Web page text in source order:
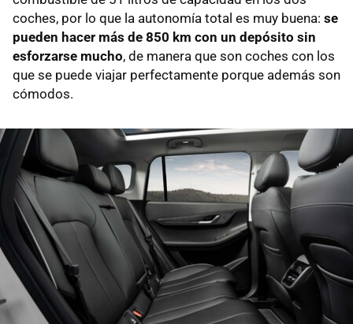
coches, por lo que la autonomía total es muy buena: se
pueden hacer más de 850 km con un depósito sin
esforzarse mucho, de manera que son coches con los
que se puede viajar perfectamente porque además son
cómodos.